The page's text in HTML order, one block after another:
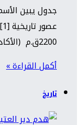
جدول يبين
2200ق.م (الأكادي) –…
أكمل القراءة »
تاريخ